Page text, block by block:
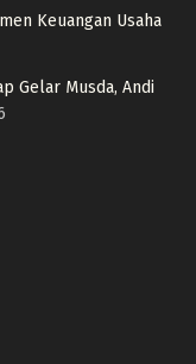
Keuangan Usaha
Gelar Musda, Andi